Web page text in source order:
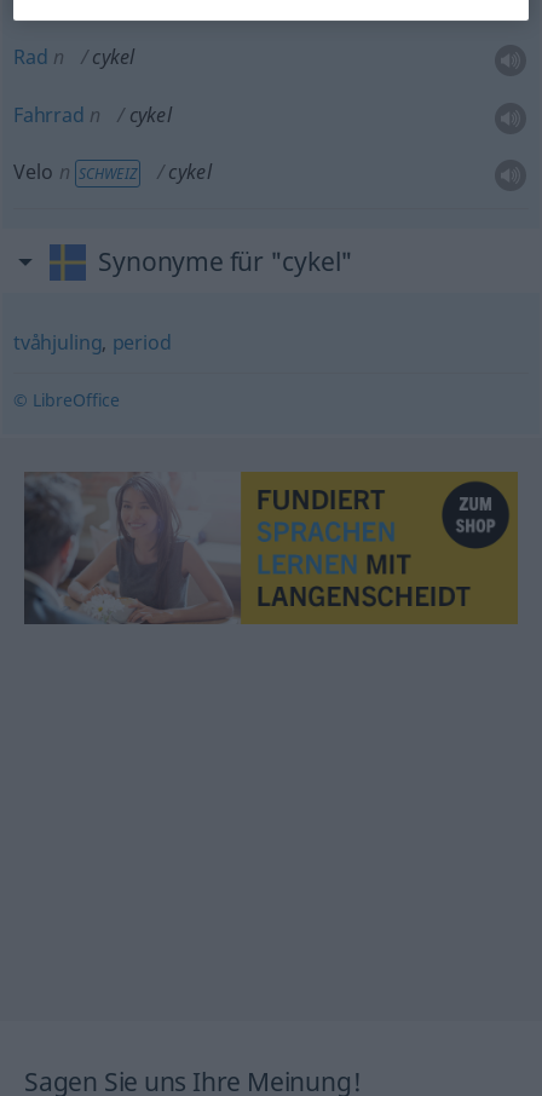
Rad n cykel
Fahrrad n cykel
Velo n SCHWEIZ cykel
Synonyme für "cykel"
tvåhjuling, period
© LibreOffice
Sagen Sie uns Ihre Meinung!